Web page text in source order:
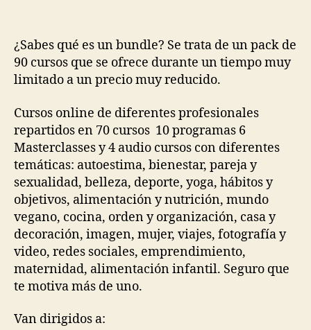
¿Sabes qué es un bundle? Se trata de un pack de
90 cursos que se ofrece durante un tiempo muy
limitado a un precio muy reducido.
Cursos online de diferentes profesionales
repartidos en 70 cursos 10 programas 6
Masterclasses y 4 audio cursos con diferentes
temáticas: autoestima, bienestar, pareja y
sexualidad, belleza, deporte, yoga, hábitos y
objetivos, alimentación y nutrición, mundo
vegano, cocina, orden y organización, casa y
decoración, imagen, mujer, viajes, fotografía y
video, redes sociales, emprendimiento,
maternidad, alimentación infantil. Seguro que
te motiva más de uno.
Van dirigidos a: